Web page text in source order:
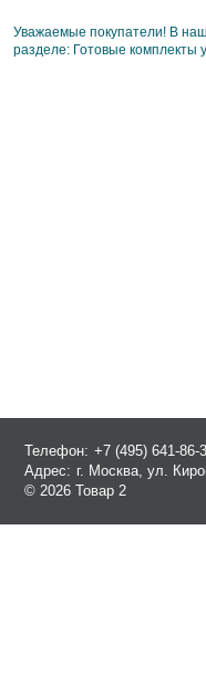
Уважаемые покупатели! В
разделе: Готовые комплекты
Телефон: +7 (495) 641-86-
Адрес: г. Москва, ул.
© 2026 Товар 2